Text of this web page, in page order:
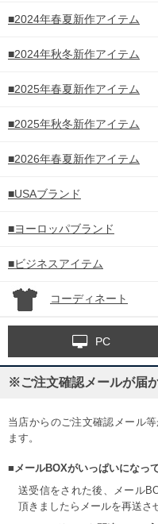
■2024年春夏新作アイテム
■2024年秋冬新作アイテム
■2025年春夏新作アイテム
■2025年秋冬新作アイテム
■2026年春夏新作アイテム
■USAブランド
■ヨーロッパブランド
■ビジネスアイテム
コーディネート
PC
※ご注文確認メールが届
当店からのご注文確認メール
ます。
■メールBOXがいっぱいになって
送受信をされた後、メール
頂きましたらメールを再送さ